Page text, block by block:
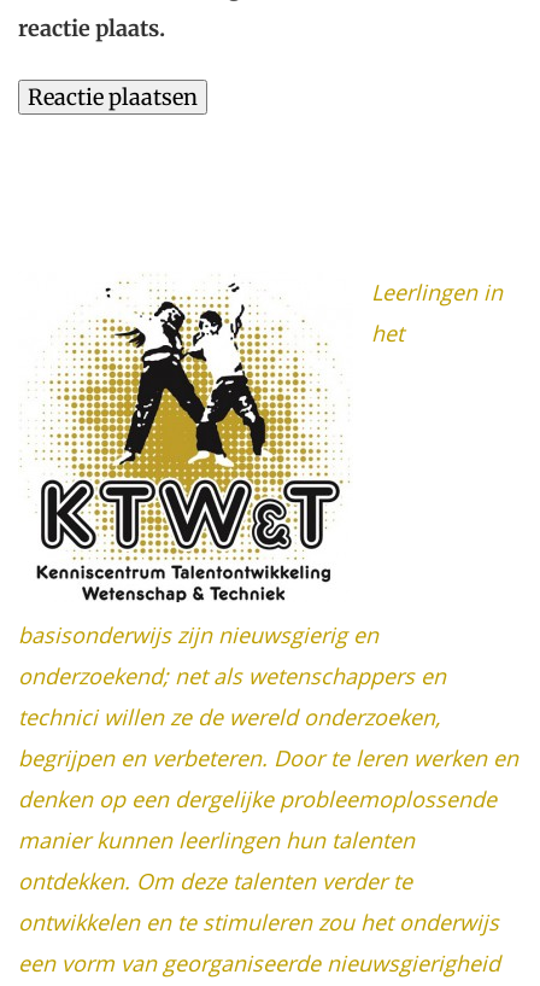
reactie plaats.
Leerlingen in
het
basisonderwijs zijn nieuwsgierig en
onderzoekend; net als wetenschappers en
technici willen ze de wereld onderzoeken,
begrijpen en verbeteren. Door te leren werken en
denken op een dergelijke probleemoplossende
manier kunnen leerlingen hun talenten
ontdekken. Om deze talenten verder te
ontwikkelen en te stimuleren zou het onderwijs
een vorm van georganiseerde nieuwsgierigheid